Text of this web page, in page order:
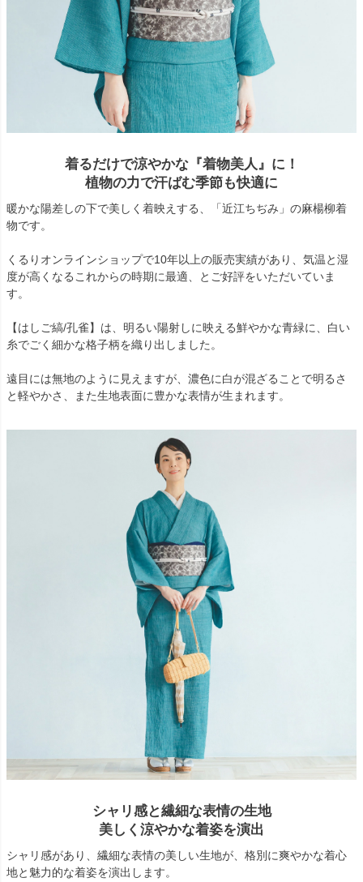
着るだけで涼やかな『着物美人』に！
植物の力で汗ばむ季節も快適に
暖かな陽差しの下で美しく着映えする、「近江ちぢみ」の麻楊柳着
物です。
くるりオンラインショップで10年以上の販売実績があり、気温と湿
度が高くなるこれからの時期に最適、とご好評をいただいていま
す。
【はしご縞/孔雀】は、明るい陽射しに映える鮮やかな青緑に、白い
糸でごく細かな格子柄を織り出しました。
遠目には無地のように見えますが、濃色に白が混ざることで明るさ
と軽やかさ、また生地表面に豊かな表情が生まれます。
シャリ感と繊細な表情の生地
美しく涼やかな着姿を演出
シャリ感があり、繊細な表情の美しい生地が、格別に爽やかな着心
地と魅力的な着姿を演出します。